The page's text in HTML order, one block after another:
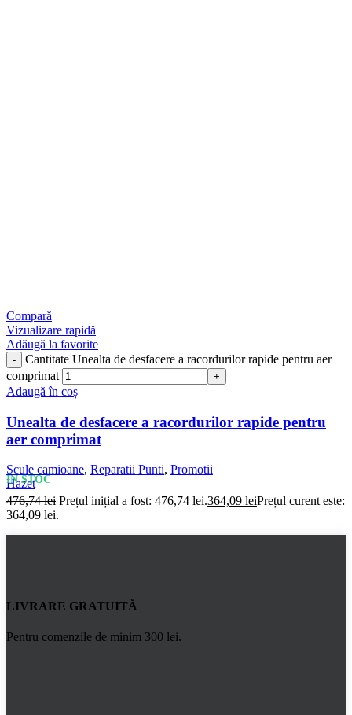
Compară
Vizualizare rapidă
Adăugă la favorite
Cantitate Unealta de desfacere a racordurilor rapide pentru aer
comprimat
Adaugă în coș
Unealta de desfacere a racordurilor rapide pentru
aer comprimat
Scule camioane, Reparatii Punti, Promotii
Hazet
IN STOC
476,74lei Prețul inițial a fost: 476,74 lei.364,09 leiPrețul curent este:
364,09 lei.
LIVRARE GRATUITĂ
Pentru comenzile de minim 300 lei.